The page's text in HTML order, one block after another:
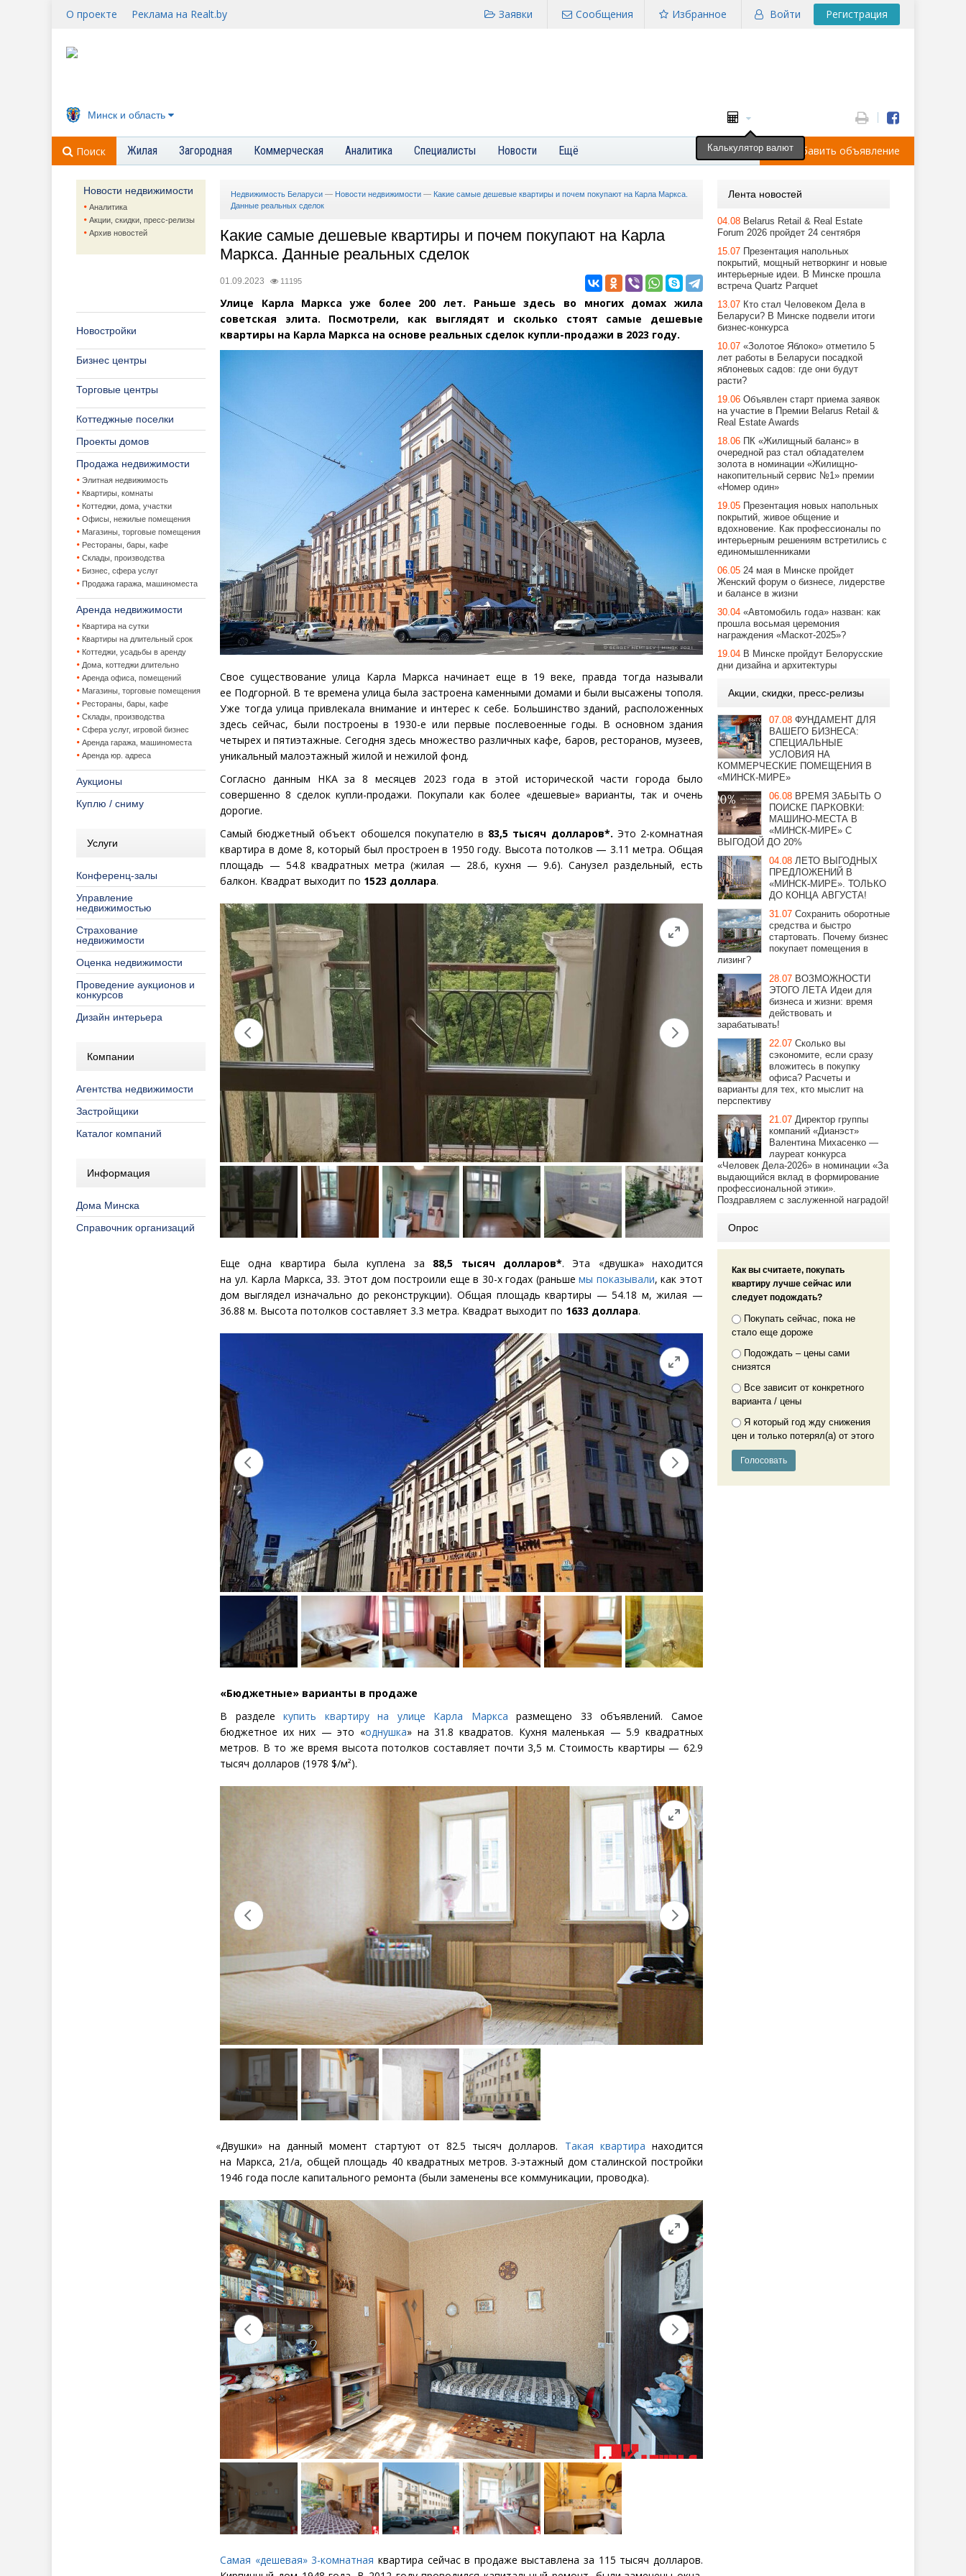
О проекте Реклама на Realt.by Войти Регистрация
Избранное
Сообщения
Заявки
Минск и область
Поиск Жилая Загородная Коммерческая Аналитика Специалисты Новости Ещё Добавить объявление
Новости недвижимости
Аналитика
Акции, скидки, пресс-релизы
Архив новостей
Новостройки
Бизнес центры
Торговые центры
Коттеджные поселки
Проекты домов
Продажа недвижимости
Элитная недвижимость
Квартиры, комнаты
Коттеджи, дома, участки
Офисы, нежилые помещения
Магазины, торговые помещения
Рестораны, бары, кафе
Склады, производства
Бизнес, сфера услуг
Продажа гаража, машиноместа
Аренда недвижимости
Квартира на сутки
Квартиры на длительный срок
Коттеджи, усадьбы в аренду
Дома, коттеджи длительно
Аренда офиса, помещений
Магазины, торговые помещения
Рестораны, бары, кафе
Склады, производства
Сфера услуг, игровой бизнес
Аренда гаража, машиноместа
Аренда юр. адреса
Аукционы
Куплю / сниму
Услуги
Конференц-залы
Управление
недвижимостью
Страхование
недвижимости
Оценка недвижимости
Проведение аукционов и
конкурсов
Дизайн интерьера
Компании
Агентства недвижимости
Застройщики
Каталог компаний
Информация
Дома Минска
Справочник организаций
Недвижимость Беларуси — Новости недвижимости — Какие самые дешевые квартиры и почем покупают на Карла Маркса.
Данные реальных сделок
Какие самые дешевые квартиры и почем покупают на Карла
Маркса. Данные реальных сделок
01.09.2023 11195
Улице Карла Маркса уже более 200 лет. Раньше здесь во многих домах жила
советская элита. Посмотрели, как выглядят и сколько стоят самые дешевые
квартиры на Карла Маркса на основе реальных сделок купли-продажи в 2023 году.
Свое существование улица Карла Маркса начинает еще в 19 веке, правда тогда называли
ее Подгорной. В те времена улица была застроена каменными домами и были высажены тополя.
Уже тогда улица привлекала внимание и интерес к себе. Большинство зданий, расположенных
здесь сейчас, были построены в 1930-е или первые послевоенные годы. В основном здания
четырех и пятиэтажные. Сегодня здесь множество различных кафе, баров, ресторанов, музеев,
уникальный малоэтажный жилой и нежилой фонд.
Согласно данным НКА за 8 месяцев 2023 года в этой исторической части города было
совершенно 8 сделок купли-продажи. Покупали как более «дешевые» варианты, так и очень
дорогие.
Самый бюджетный объект обошелся покупателю в 83,5 тысяч долларов*. Это 2-комнатная
квартира в доме 8, который был простроен в 1950 году. Высота потолков — 3.11 метра. Общая
площадь — 54.8 квадратных метра (жилая — 28.6, кухня — 9.6). Санузел раздельный, есть
балкон. Квадрат выходит по 1523 доллара.
Еще одна квартира была куплена за 88,5 тысяч долларов*. Эта «двушка» находится
на ул. Карла Маркса, 33. Этот дом построили еще в 30-х годах (раньшемы показывали, как этот
дом выглядел изначально до реконструкции). Общая площадь квартиры — 54.18 м, жилая —
36.88 м. Высота потолков составляет 3.3 метра. Квадрат выходит по 1633 доллара.
«Бюджетные» варианты в продаже
В разделекупить квартиру на улице Карла Маркса размещено 33 объявлений. Самое
бюджетное их них — это «однушка» на 31.8 квадратов. Кухня маленькая — 5.9 квадратных
метров. В то же время высота потолков составляет почти 3,5 м. Стоимость квартиры — 62.9
тысяч долларов (1978 $/м²).
«Двушки» на данный момент стартуют от 82.5 тысяч долларов. Такая квартира находится
на Маркса, 21/а, общей площадь 40 квадратных метров. 3-этажный дом сталинской постройки
1946 года после капитального ремонта (были заменены все коммуникации, проводка).
Самая «дешевая» 3-комнатная квартира сейчас в продаже выставлена за 115 тысяч долларов.
Лента новостей
04.08 Belarus Retail & Real Estate
Forum 2026 пройдет 24 сентября
15.07 Презентация напольных
покрытий, мощный нетворкинг и новые
интерьерные идеи. В Минске прошла
встреча Quartz Parquet
13.07 Кто стал Человеком Дела в
Беларуси? В Минске подвели итоги
бизнес-конкурса
10.07 «Золотое Яблоко» отметило 5
лет работы в Беларуси посадкой
яблоневых садов: где они будут
расти?
19.06 Объявлен старт приема заявок
на участие в Премии Belarus Retail &
Real Estate Awards
18.06 ПК «Жилищный баланс» в
очередной раз стал обладателем
золота в номинации «Жилищно-
накопительный сервис №1» премии
«Номер один»
19.05 Презентация новых напольных
покрытий, живое общение и
вдохновение. Как профессионалы по
интерьерным решениям встретились с
единомышленниками
06.05 24 мая в Минске пройдет
Женский форум о бизнесе, лидерстве
и балансе в жизни
30.04 «Автомобиль года» назван: как
прошла восьмая церемония
награждения «Маскот-2025»?
19.04 В Минске пройдут Белорусские
дни дизайна и архитектуры
Акции, скидки, пресс-релизы
07.08 ФУНДАМЕНТ ДЛЯ
ВАШЕГО БИЗНЕСА:
СПЕЦИАЛЬНЫЕ
УСЛОВИЯ НА
КОММЕРЧЕСКИЕ ПОМЕЩЕНИЯ В
«МИНСК-МИРЕ»
06.08 ВРЕМЯ ЗАБЫТЬ О
ПОИСКЕ ПАРКОВКИ:
МАШИНО-МЕСТА В
«МИНСК-МИРЕ» С
ВЫГОДОЙ ДО 20%
04.08 ЛЕТО ВЫГОДНЫХ
ПРЕДЛОЖЕНИЙ В
«МИНСК-МИРЕ». ТОЛЬКО
ДО КОНЦА АВГУСТА!
31.07 Сохранить оборотные
средства и быстро
стартовать. Почему бизнес
покупает помещения в
лизинг?
28.07 ВОЗМОЖНОСТИ
ЭТОГО ЛЕТА Идеи для
бизнеса и жизни: время
действовать и
зарабатывать!
22.07 Сколько вы
сэкономите, если сразу
вложитесь в покупку
офиса? Расчеты и
варианты для тех, кто мыслит на
перспективу
21.07 Директор группы
компаний «Дианэст»
Валентина Михасенко —
лауреат конкурса
«Человек Дела-2026» в номинации «За
выдающийся вклад в формирование
профессиональной этики».
Поздравляем с заслуженной наградой!
Опрос
Как вы считаете, покупать
квартиру лучше сейчас или
следует подождать?
Покупать сейчас, пока не
стало еще дороже
Подождать – цены сами
снизятся
Все зависит от конкретного
варианта / цены
Я который год жду снижения
цен и только потерял(а) от этого
Калькулятор валют